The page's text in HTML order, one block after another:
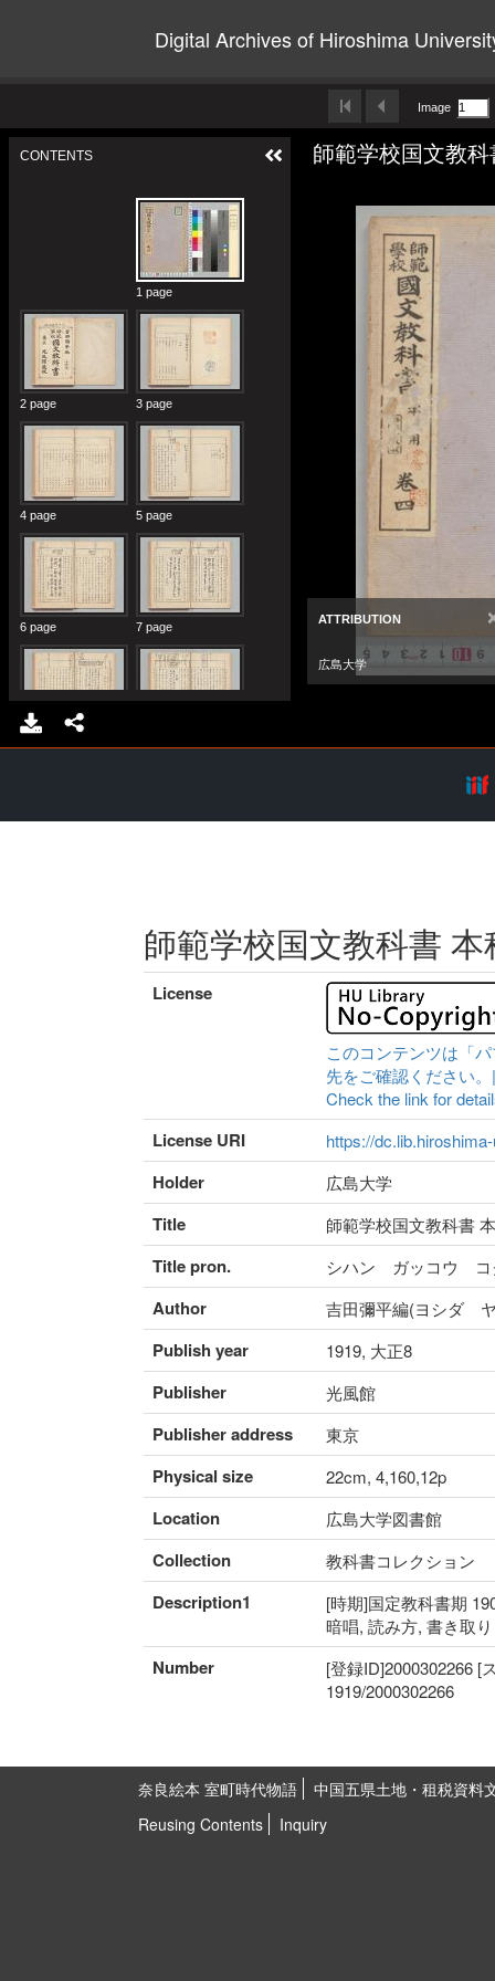
Digital Archives of Hiroshima
師範学校国文教科書
License
このコンテンツは「
先をご確認ください
Check the link for
License URI https://
Holder 広島大学
Title 師範学校国文教科書
Title pron. シハン ガッコウ
Author 吉田彌平編(ヨシダ
Publish year 1919, 大正8
Publisher 光風館
Publisher address 東京
Physical size 22cm, 4,160,12p
Location 広島大学図書館
Collection 教科書コレクション
Description1
[時期]国定教科書期
暗唱, 読み方, 書き取
Number
[登録ID]2000302266 [
1919/2000302266
奈良絵本 室町時代物語
中国五県土地・租税資料
Reusing Contents
Inquiry